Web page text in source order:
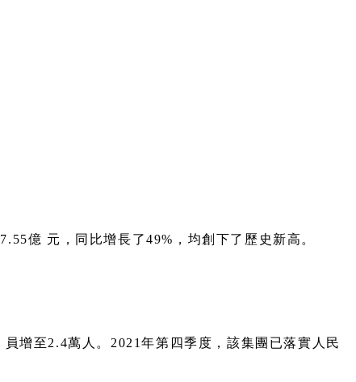
億 元，同比增長了49%，均創下了歷史新高。
增至2.4萬人。2021年第四季度，該集團已落實人民